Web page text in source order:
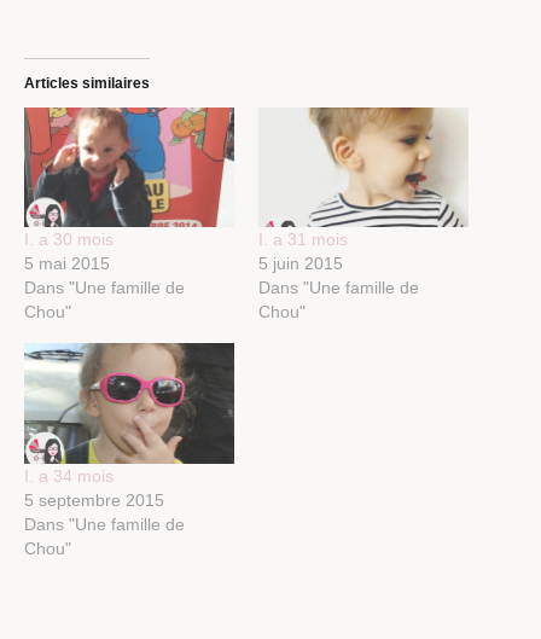
Articles similaires
I. a 30 mois
5 mai 2015
Dans "Une famille de
Chou"
I. a 31 mois
5 juin 2015
Dans "Une famille de
Chou"
I. a 34 mois
5 septembre 2015
Dans "Une famille de
Chou"